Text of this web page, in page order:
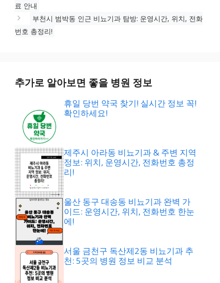
료 안내
부천시 범박동 인근 비뇨기과 탐방: 운영시간, 위치, 전화
번호 총정리!
추가로 알아보면 좋을 병원 정보
휴일 당번 약국 찾기! 실시간 정보 꼭!
확인하세요!
제주시 아라동 비뇨기과 & 주변 지역
정보: 위치, 운영시간, 전화번호 총정
리!
울산 동구 대송동 비뇨기과 완벽 가
이드: 운영시간, 위치, 전화번호 한눈
에!
서울 금천구 독산제2동 비뇨기과 추
천: 5곳의 병원 정보 비교 분석